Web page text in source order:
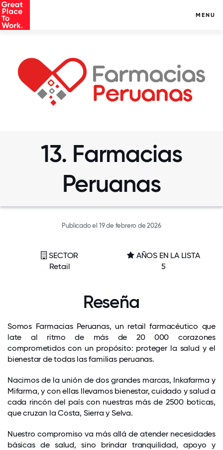
MENU
13. Farmacias
Peruanas
Publicado el 19 de febrero de 2026
SECTOR
Retail
AÑOS EN LA LISTA
5
Reseña
Somos Farmacias Peruanas, un retail farmacéutico que
late al ritmo de más de 20 000 corazones
comprometidos con un propósito: proteger la salud y el
bienestar de todas las familias peruanas.
Nacimos de la unión de dos grandes marcas, Inkafarma y
Mifarma, y con ellas llevamos bienestar, cuidado y salud a
cada rincón del país con nuestras más de 2500 boticas,
que cruzan la Costa, Sierra y Selva.
Nuestro compromiso va más allá de atender necesidades
básicas de salud, sino brindar tranquilidad, apoyo y